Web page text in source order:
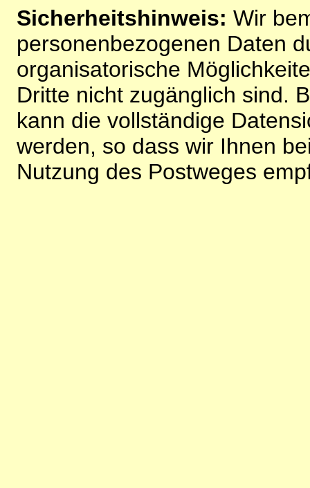
Sicherheitshinweis: Wir
personenbezogenen Daten
organisatorische
Dritte nicht zugänglich sind.
kann die vollständige
werden, so dass wir Ihnen
Nutzung des Postweges